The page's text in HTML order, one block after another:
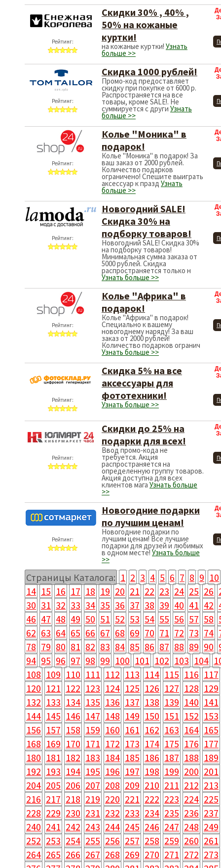
Рейтинг:
Скидки 30% , 40% ,
50% на кожаные
куртки!
на кожаные куртки! Узнать
больше >>
Рейтинг:
Скидка 1000 рублей!
Промо-код предоставляет
скидку при покупке от 6000 р.
Распространяется на все
товары, кроме SALE!. Не
суммируется с други Узнать
больше >>
Рейтинг:
Колье "Моника" в
подарок!
Колье "Моника" в подарок! За
ваш заказ от 2000 рублей.
Количество подарков
ограничено! Спешите выиграть
аксессуар к празд Узнать
больше >>
Рейтинг:
Новогодний SALE!
Скидка 30% на
подборку товаров!
Новогодний SALE! Скидка 30%
на подборку товаров!
Минимальная сумма заказа от
5000 рублей. Скидка
распространяется только н
Узнать больше >>
Рейтинг:
Колье "Африка" в
подарок!
Колье "Африка" в подарок!
Специально к вашему
новогоднему наряду! За ваш
заказ от 2000 рублей!
Количество подарков огранич
Узнать больше >>
Рейтинг:
Cкидка 5% на все
аксессуары для
фототехники!
Узнать больше >>
Рейтинг:
Скидки до 25% на
подарки для всех!
Ввод промо-кода не
требуется. Акция
распространяется на
определенную группу товаров.
Акция доступна для всех
клиентов мага Узнать больше
>>
Рейтинг:
Новогодние подарки
по лучшим ценам!
Новогодние подарки по
лучшим ценам! Все лучшие
подарки для друзей и любимых
в одном месте! Узнать больше
>>
Страницы Каталога: 1 2 3 4 5 6 7 8 9 10
14 15 16 17 18 19 20 21 22 23 24 25 26
30 31 32 33 34 35 36 37 38 39 40 41 42
46 47 48 49 50 51 52 53 54 55 56 57 58
62 63 64 65 66 67 68 69 70 71 72 73 74
78 79 80 81 82 83 84 85 86 87 88 89 90
94 95 96 97 98 99 100 101 102 103 104
108 109 110 111 112 113 114 115 116 117
120 121 122 123 124 125 126 127 128 129
132 133 134 135 136 137 138 139 140 141
144 145 146 147 148 149 150 151 152 153
156 157 158 159 160 161 162 163 164 165
168 169 170 171 172 173 174 175 176 177
180 181 182 183 184 185 186 187 188 189
192 193 194 195 196 197 198 199 200 201
204 205 206 207 208 209 210 211 212 213
216 217 218 219 220 221 222 223 224 225
228 229 230 231 232 233 234 235 236 237
240 241 242 243 244 245 246 247 248 249
252 253 254 255 256 257 258 259 260 261
264 265 266 267 268 269 270 271 272 273